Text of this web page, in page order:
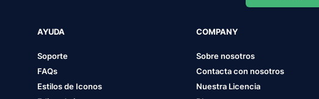
AYUDA
Soporte
FAQs
Estilos de Iconos
COMPANY
Sobre nosotros
Contacta con nosotros
Nuestra Licencia